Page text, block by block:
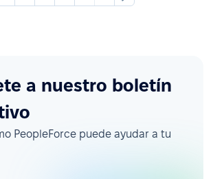
a nuestro boletín
PeopleForce puede ayudar a tu